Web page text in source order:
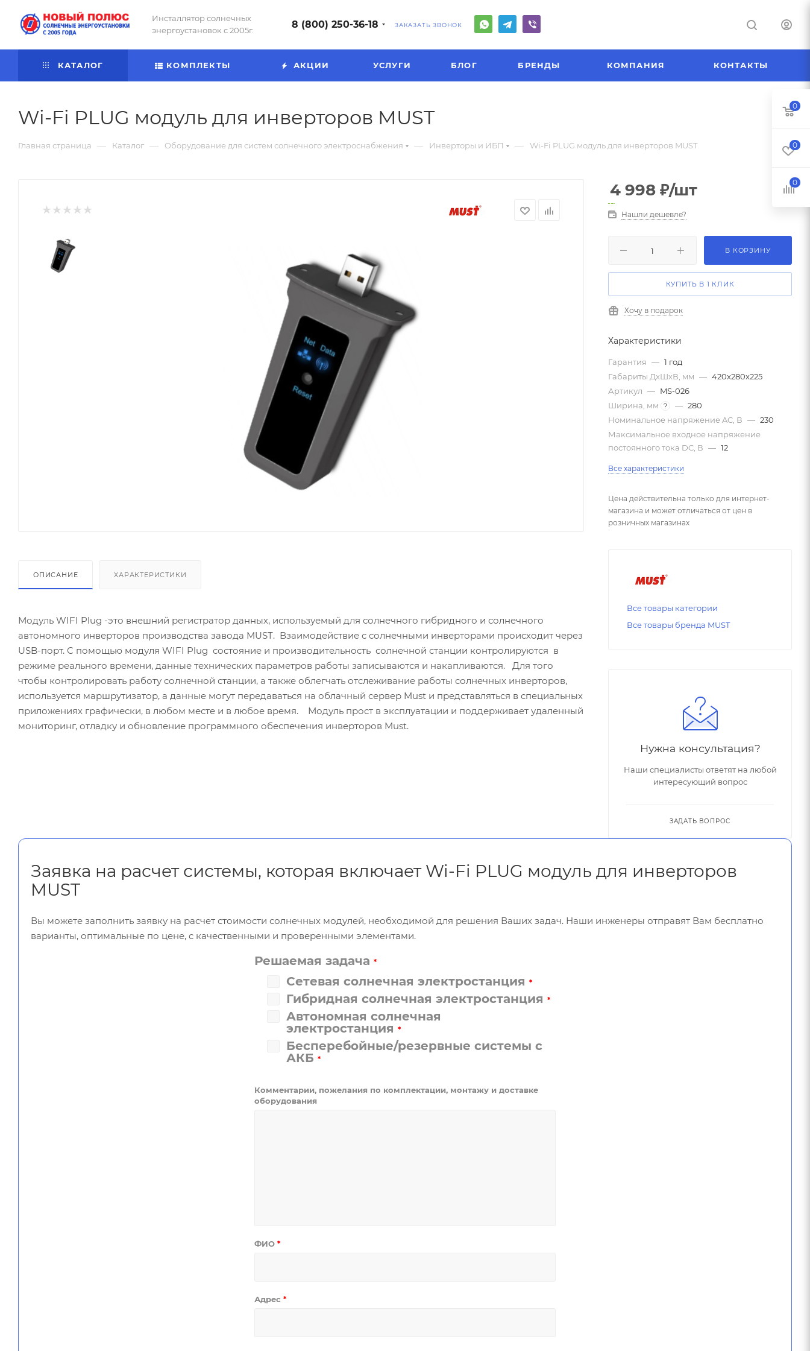
Инсталлятор солнечных
энергоустановок с 2005г.
8 (800) 250-36-18 ЗАКАЗАТЬ ЗВОНОК
КАТАЛОГ КОМПЛЕКТЫ АКЦИИ УСЛУГИ БЛОГ БРЕНДЫ КОМПАНИЯ КОНТАКТЫ
Wi-Fi PLUG модуль для инверторов MUST
Главная страница — Каталог — Оборудование для систем солнечного электроснабжения — Инверторы и ИБП — Wi-Fi PLUG модуль для инверторов MUST
ОПИСАНИЕ ХАРАКТЕРИСТИКИ
Модуль WIFI Plug -это внешний регистратор данных, используемый для солнечного гибридного и солнечного
автономного инверторов производства завода MUST. Взаимодействие с солнечными инверторами происходит через
USB-порт. С помощью модуля WIFI Plug состояние и производительность солнечной станции контролируются в
режиме реального времени, данные технических параметров работы записываются и накапливаются. Для того
чтобы контролировать работу солнечной станции, а также облегчать отслеживание работы солнечных инверторов,
используется маршрутизатор, а данные могут передаваться на облачный сервер Must и представляться в специальных
приложениях графически, в любом месте и в любое время. Модуль прост в эксплуатации и поддерживает удаленный
мониторинг, отладку и обновление программного обеспечения инверторов Must.
4 998 ₽/шт
Нашли дешевле?
В КОРЗИНУ
КУПИТЬ В 1 КЛИК
Хочу в подарок
Характеристики
Гарантия — 1 год
Габариты ДxШxВ, мм — 420x280x225
Артикул — MS-026
Ширина, мм
? — 280
Номинальное напряжение AC, В — 230
Максимальное входное напряжение
постоянного тока DC, В — 12
Все характеристики
Цена действительна только для интернет-
магазина и может отличаться от цен в
розничных магазинах
Все товары категории
Все товары бренда MUST
Нужна консультация?
Наши специалисты ответят на любой
интересующий вопрос
ЗАДАТЬ ВОПРОС
Заявка на расчет системы, которая включает Wi-Fi PLUG модуль для инверторов
MUST
Вы можете заполнить заявку на расчет стоимости солнечных модулей, необходимой для решения Ваших задач. Наши инженеры отправят Вам бесплатно
варианты, оптимальные по цене, с качественными и проверенными элементами.
Решаемая задача *
Сетевая солнечная электростанция *
Гибридная солнечная электростанция *
Автономная солнечная
электростанция *
Бесперебойные/резервные системы с
АКБ *
Комментарии, пожелания по комплектации, монтажу и доставке
оборудования
ФИО *
Адрес *
0
0
0